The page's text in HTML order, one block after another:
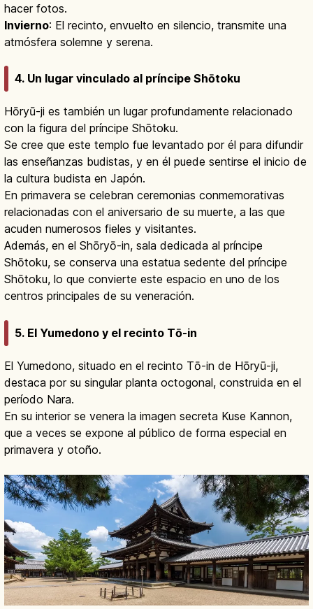
hacer fotos.
Invierno: El recinto, envuelto en silencio, transmite una
atmósfera solemne y serena.
4. Un lugar vinculado al príncipe Shōtoku
Hōryū-ji es también un lugar profundamente relacionado
con la figura del príncipe Shōtoku.
Se cree que este templo fue levantado por él para difundir
las enseñanzas budistas, y en él puede sentirse el inicio de
la cultura budista en Japón.
En primavera se celebran ceremonias conmemorativas
relacionadas con el aniversario de su muerte, a las que
acuden numerosos fieles y visitantes.
Además, en el Shōryō-in, sala dedicada al príncipe
Shōtoku, se conserva una estatua sedente del príncipe
Shōtoku, lo que convierte este espacio en uno de los
centros principales de su veneración.
5. El Yumedono y el recinto Tō-in
El Yumedono, situado en el recinto Tō-in de Hōryū-ji,
destaca por su singular planta octogonal, construida en el
período Nara.
En su interior se venera la imagen secreta Kuse Kannon,
que a veces se expone al público de forma especial en
primavera y otoño.